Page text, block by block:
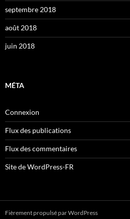
septembre 2018
août 2018
juin 2018
MÉTA
Connexion
Flux des publications
Flux des commentaires
Site de WordPress-FR
Fièrement propulsé par WordPress